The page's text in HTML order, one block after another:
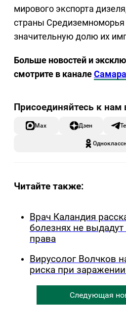
мирового экспорта
страны
значительную долю их
Больше новостей и
смотрите в канале
Max Дзен
Читайте также:
Врач Каландия
болезнях не выдадут
права
Вирусолог Волчков
риска при
Следующая